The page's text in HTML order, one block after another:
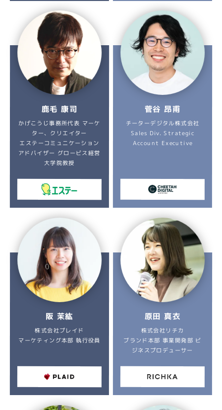
鹿毛 康司
かげこうじ事務所代表 マーケ
ター、クリエイター
エステーコミュニケーション
アドバイザー グロービス経営
大学院教授
菅谷 昂甫
チーターデジタル株式会社
Sales Div. Strategic
Account Executive
阪 茉紘
株式会社プレイド
マーケティング本部 執行役員
原田 真衣
株式会社リチカ
ブランド本部 事業開発部 ビ
ジネスプロデューサー